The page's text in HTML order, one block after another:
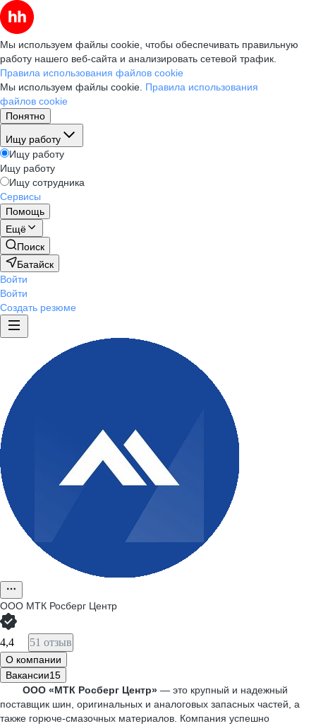
Мы используем файлы cookie, чтобы обеспечивать правильную
работу нашего веб-сайта и анализировать сетевой трафик.
Правила использования файлов cookie
Мы используем файлы cookie. Правила использования
файлов cookie
Понятно
Ищу работу
Ищу работу
Ищу работу
Ищу сотрудника
Сервисы
Помощь
Ещё
Поиск
Батайск
Войти
Войти
Создать резюме
ООО МТК Росберг Центр
4,4 51 отзыв
О компании
Вакансии15
ООО «МТК Росберг Центр» — это крупный и надежный
поставщик шин, оригинальных и аналоговых запасных частей, а
также горюче-смазочных материалов. Компания успешно